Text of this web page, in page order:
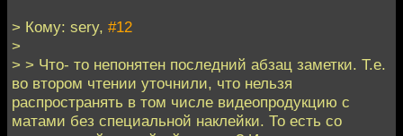
> Кому: sery, #12
>
> > Что- то непонятен последний абзац заметки. Т.е.
во втором чтении уточнили, что нельзя
распространять в том числе видеопродукцию с
матами без специальной наклейки. То есть со